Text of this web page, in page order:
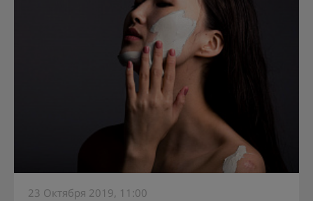
23 Октября 2019, 11:00